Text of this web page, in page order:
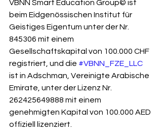
VBNN Smart Education Group© ist
beim Eidgenössischen Institut für
Geistiges Eigentum unter der Nr.
845306 mit einem
Gesellschaftskapital von 100.000 CHF
registriert, und die #VBNN_FZE_LLC
ist in Adschman, Vereinigte Arabische
Emirate, unter der Lizenz Nr.
262425649888 mit einem
genehmigten Kapital von 100.000 AED
offiziell lizenziert.